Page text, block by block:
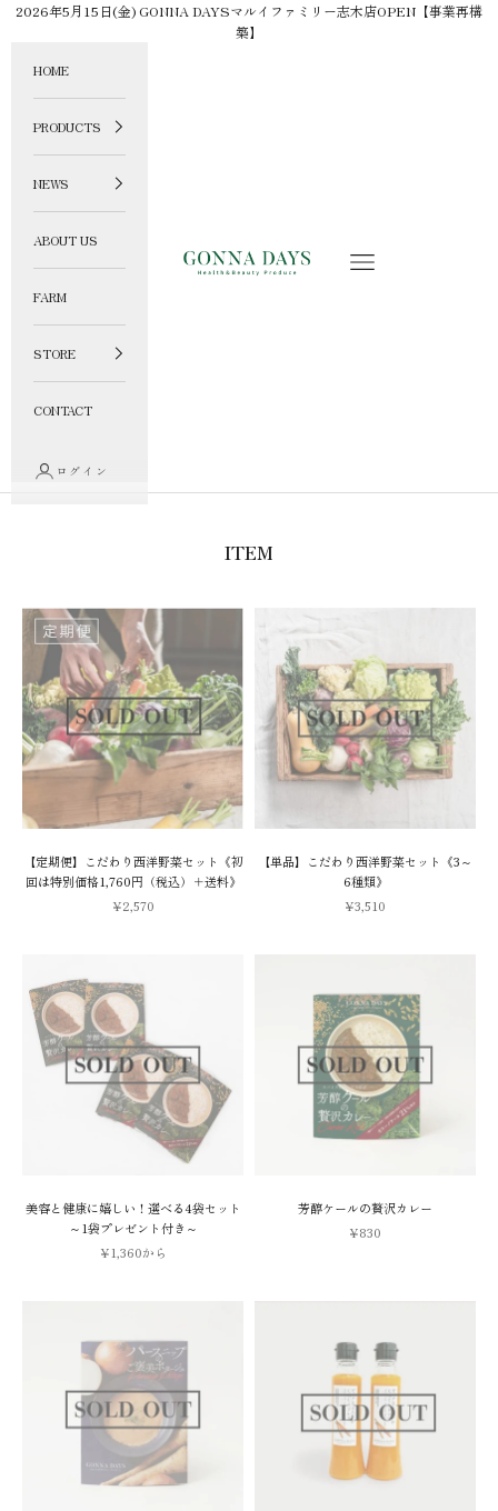
コンテンツへスキップ
2026年5月15日(金) GONNA DAYSマルイファミリー志木店OPEN【事業再構
築】
GONNA DAYS ONLINE STORE メニュー
HOME
PRODUCTS
NEWS
ABOUT US
FARM
STORE
CONTACT
ログイン
ITEM
【定期便】こだわり西洋野菜セット《初
回は特別価格1,760円（税込）＋送料》
セール価格
¥2,570
【単品】こだわり西洋野菜セット《3～
6種類》
セール価格
¥3,510
美容と健康に嬉しい！選べる4袋セット
～1袋プレゼント付き～
セール価格
¥1,360から
芳醇ケールの贅沢カレー
セール価格
¥830